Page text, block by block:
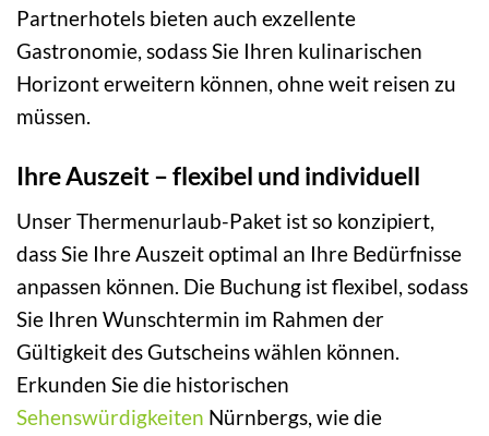
Partnerhotels bieten auch exzellente
Gastronomie, sodass Sie Ihren kulinarischen
Horizont erweitern können, ohne weit reisen zu
müssen.
Ihre Auszeit – flexibel und individuell
Unser Thermenurlaub-Paket ist so konzipiert,
dass Sie Ihre Auszeit optimal an Ihre Bedürfnisse
anpassen können. Die Buchung ist flexibel, sodass
Sie Ihren Wunschtermin im Rahmen der
Gültigkeit des Gutscheins wählen können.
Erkunden Sie die historischen
Sehenswürdigkeiten Nürnbergs, wie die